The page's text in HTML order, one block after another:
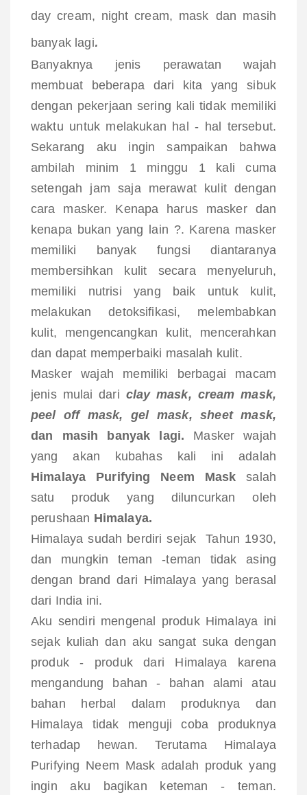
day cream, night cream, mask dan masih
banyak lagi.
Banyaknya jenis perawatan wajah
membuat beberapa dari kita yang sibuk
dengan pekerjaan sering kali tidak memiliki
waktu untuk melakukan hal - hal tersebut.
Sekarang aku ingin sampaikan bahwa
ambilah minim 1 minggu 1 kali cuma
setengah jam saja merawat kulit dengan
cara masker. Kenapa harus masker dan
kenapa bukan yang lain ?. Karena masker
memiliki banyak fungsi diantaranya
membersihkan kulit secara menyeluruh,
memiliki nutrisi yang baik untuk kulit,
melakukan detoksifikasi, melembabkan
kulit, mengencangkan kulit, mencerahkan
dan dapat memperbaiki masalah kulit.
Masker wajah memiliki berbagai macam
jenis mulai dari clay mask, cream mask,
peel off mask, gel mask, sheet mask,
dan masih banyak lagi. Masker wajah
yang akan kubahas kali ini adalah
Himalaya Purifying Neem Masksalah
satu produk yang diluncurkan oleh
perushaan Himalaya.
Himalaya sudah berdiri sejak Tahun 1930,
dan mungkin teman -teman tidak asing
dengan brand dari Himalaya yang berasal
dari India ini.
Aku sendiri mengenal produk Himalaya ini
sejak kuliah dan aku sangat suka dengan
produk - produk dari Himalaya karena
mengandung bahan - bahan alami atau
bahan herbal dalam produknya dan
Himalaya tidak menguji coba produknya
terhadap hewan. Terutama Himalaya
Purifying Neem Mask adalah produk yang
ingin aku bagikan keteman - teman.